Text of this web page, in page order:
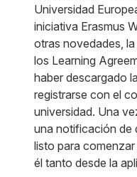
Universidad
iniciativa Erasmus
otras novedades,
los Learning
haber descargado
registrarse con el
universidad. Una
una notificación de
listo para
él tanto desde la